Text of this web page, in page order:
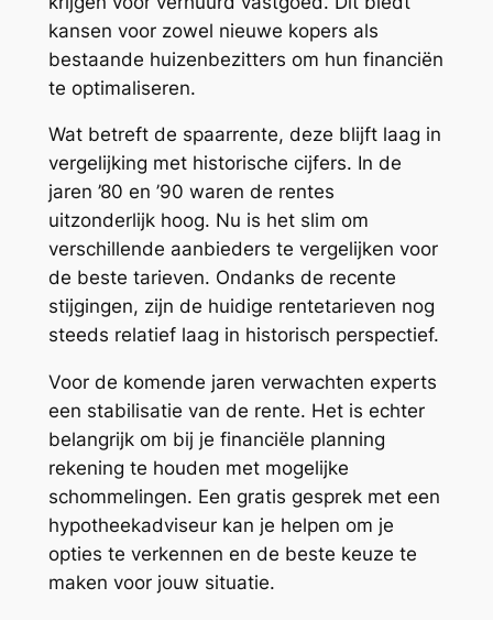
kansen voor zowel nieuwe kopers als
bestaande huizenbezitters om hun financiën
te optimaliseren.
Wat betreft de spaarrente, deze blijft laag in
vergelijking met historische cijfers. In de
jaren ’80 en ’90 waren de rentes
uitzonderlijk hoog. Nu is het slim om
verschillende aanbieders te vergelijken voor
de beste tarieven. Ondanks de recente
stijgingen, zijn de huidige rentetarieven nog
steeds relatief laag in historisch perspectief.
Voor de komende jaren verwachten experts
een stabilisatie van de rente. Het is echter
belangrijk om bij je financiële planning
rekening te houden met mogelijke
schommelingen. Een gratis gesprek met een
hypotheekadviseur kan je helpen om je
opties te verkennen en de beste keuze te
maken voor jouw situatie.